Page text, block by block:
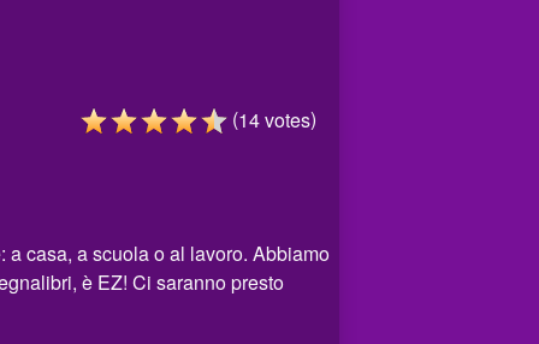
(14votes)
casa, a scuola o al lavoro. Abbiamo
è EZ! Ci saranno presto